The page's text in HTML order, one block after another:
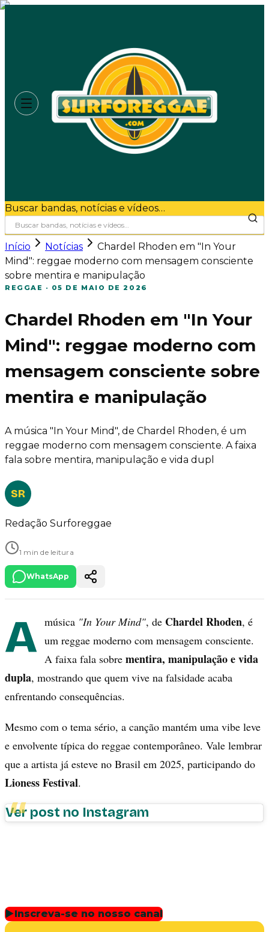
Buscar bandas, notícias e vídeos…
Início Notícias
Chardel Rhoden em "In Your
Mind": reggae moderno com mensagem consciente
sobre mentira e manipulação
REGGAE · 05 DE MAIO DE 2026
Chardel Rhoden em "In Your
Mind": reggae moderno com
mensagem consciente sobre
mentira e manipulação
A música "In Your Mind", de Chardel Rhoden, é um
reggae moderno com mensagem consciente. A faixa
fala sobre mentira, manipulação e vida dupl
SR
Redação Surforeggae
1 min de leitura
WhatsApp
A música "In Your Mind", de Chardel Rhoden, é
um reggae moderno com mensagem consciente.
A faixa fala sobre mentira, manipulação e vida
dupla, mostrando que quem vive na falsidade acaba
enfrentando consequências.
Mesmo com o tema sério, a canção mantém uma vibe leve
e envolvente típica do reggae contemporâneo. Vale lembrar
que a artista já esteve no Brasil em 2025, participando do
Lioness Festival.
Ver post no Instagram
▶Inscreva-se no nosso canal